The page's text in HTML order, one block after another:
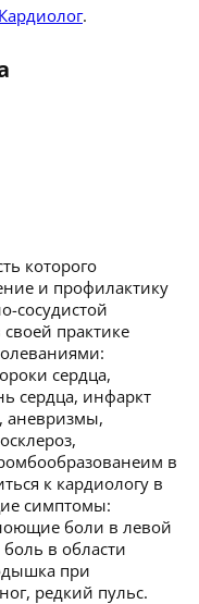
Кардиолог.
которого
и профилактику
сосудистой
практике
сердца,
сердца, инфаркт
аневризмы,
в
к кардиологу в
симптомы:
боли в левой
боль в области
при
редкий пульс.